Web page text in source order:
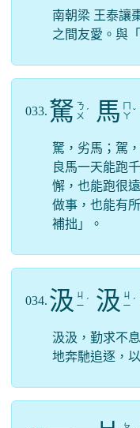
南朝梁 王泰讓
之間友愛。與
033. 駑 ㄋ
ㄨ ˊ 馬 ㄚ ˇ
駑，劣馬；駕
良馬一天能跑
懈，也能跑很
做事，也能有
補拙」。
034. 汲 ㄐ
ㄧ ˊ 汲 ㄐ
ㄧ ˊ
汲汲，勤求不
地奔馳追逐，